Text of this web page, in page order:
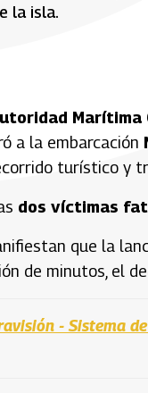
la isla.
Marítima
a la embarcación
turístico y
dos víctimas
que la
de minutos, el
- Sistema